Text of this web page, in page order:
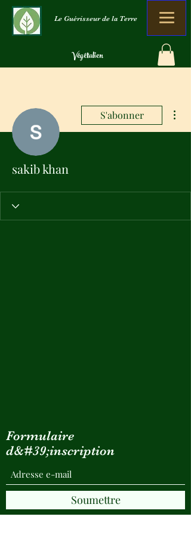
Le Guérisseur de la Terre
Végétalien
S'abonner
sakib khan
Formulaire
d&#39;inscription
Soumettre